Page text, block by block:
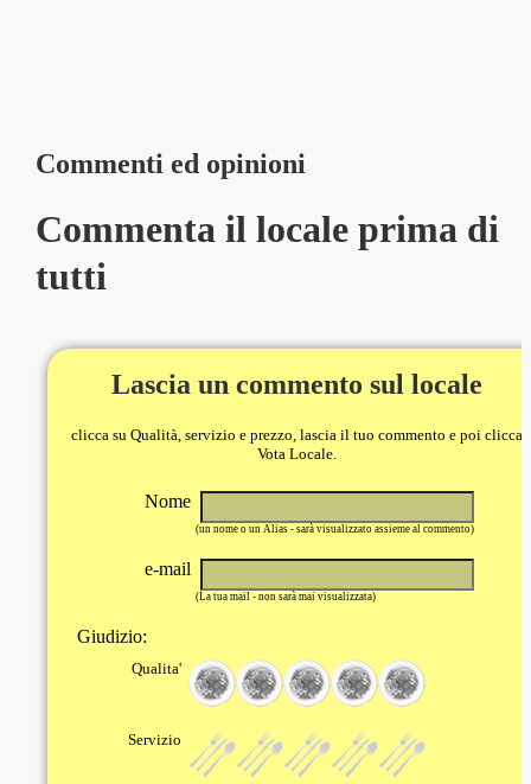
Commenti ed opinioni
Commenta il locale prima di
tutti
Lascia un commento sul locale
clicca su Qualità, servizio e prezzo, lascia il tuo commento e poi clicca
Vota Locale.
Nome
(un nome o un Alias - sarà visualizzato assieme al commento)
e-mail
(La tua mail - non sarà mai visualizzata)
Giudizio:
Qualita'
Servizio